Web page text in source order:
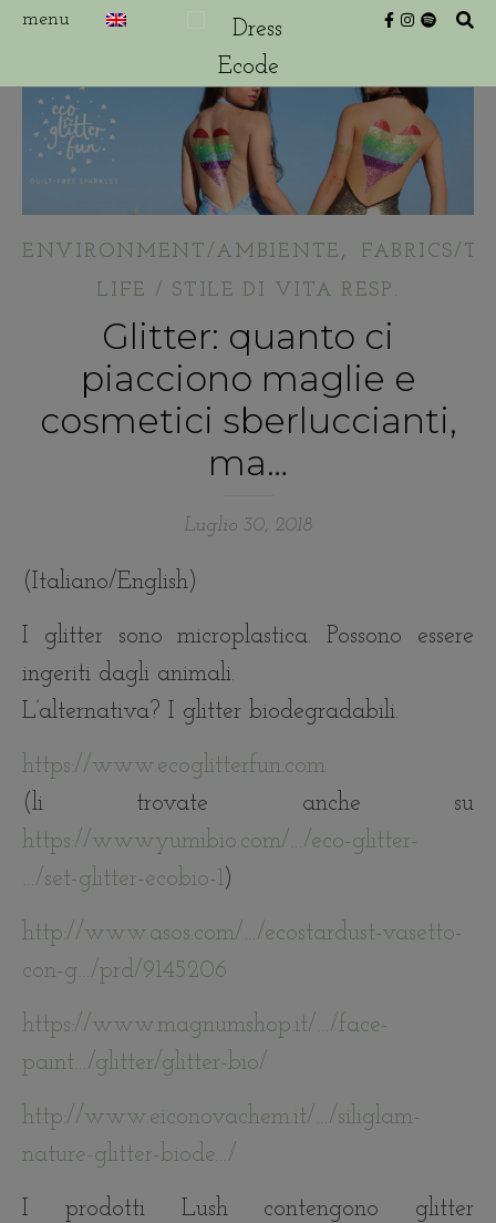
ENVIRONMENT/AMBIENTE ,
FABRICS/
LIFE / STILE DI VITA RESP.
Glitter: quanto ci
piacciono maglie e
cosmetici sberluccianti,
ma…
Luglio 30, 2018
(Italiano/English)
I glitter sono microplastica. Possono essere
ingeriti dagli animali.
L’alternativa? I glitter biodegradabili.
https://www.ecoglitterfun.com
(li trovate anche su
https://www.yumibio.com/…/eco-glitter-
…/set-glitter-ecobio-1)
http://www.asos.com/…/ecostardust-vasetto-
con-g…/prd/9145206
https://www.magnumshop.it/…/face-
paint…/glitter/glitter-bio/
http://www.eiconovachem.it/…/siliglam-
nature-glitter-biode…/
I prodotti Lush contengono glitter